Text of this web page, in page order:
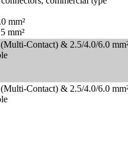
mm²
mm²
Contact) & 2.5/4.0/6.0
Contact) & 2.5/4.0/6.0